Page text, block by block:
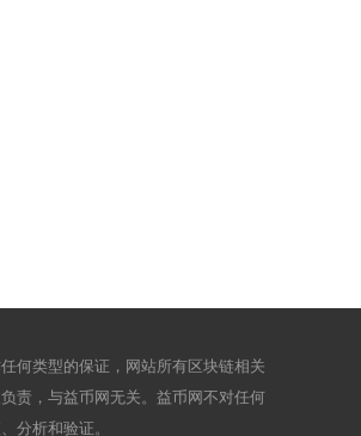
何类型的保证，网站所有区块链相关
责，与益币网无关。益币网不对任何
分析和验证。